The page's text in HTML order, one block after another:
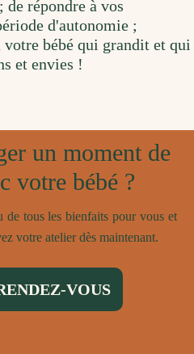
de répondre à vos
d'autonomie ;
votre bébé qui grandit et qui
et envies !
un moment de
votre bébé ?
de tous les bienfaits pour vous et
votre atelier dès maintenant.
VOUS